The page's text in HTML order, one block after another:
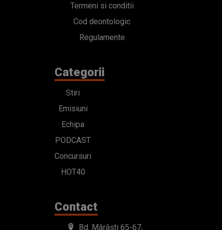
Termeni si conditii
Cod deontologic
Regulamente
Categorii
Stiri
Emisiuni
Echipa
PODCAST
Concursuri
HOT40
Contact
Bd. Mărăști 65-67,